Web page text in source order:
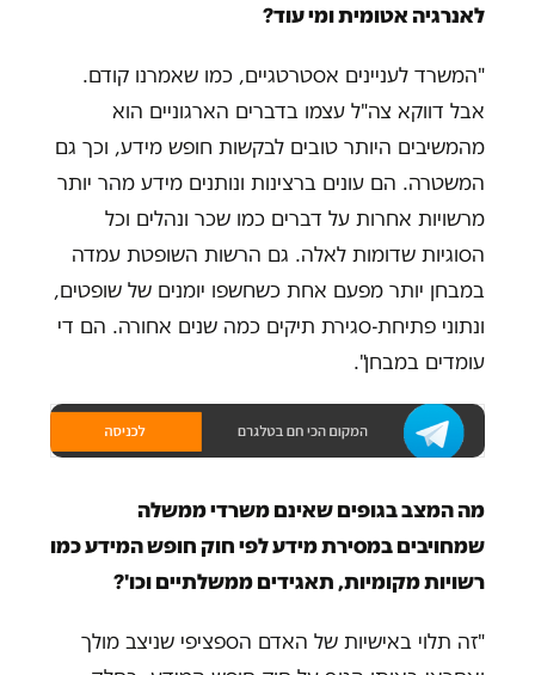
לאנרגיה אטומית ומי עוד?
"המשרד לעניינים אסטרטגיים, כמו שאמרנו קודם.
אבל דווקא צה"ל עצמו בדברים הארגוניים הוא
מהמשיבים היותר טובים לבקשות חופש מידע, וכך גם
המשטרה. הם עונים ברצינות ונותנים מידע מהר יותר
מרשויות אחרות על דברים כמו שכר ונהלים וכל
הסוגיות שדומות לאלה. גם הרשות השופטת עמדה
במבחן יותר מפעם אחת כשחשפו יומנים של שופטים,
ונתוני פתיחת-סגירת תיקים כמה שנים אחורה. הם די
עומדים במבחן".
מה המצב בגופים שאינם משרדי ממשלה
שמחויבים במסירת מידע לפי חוק חופש המידע כמו
רשויות מקומיות, תאגידים ממשלתיים וכו'?
"זה תלוי באישיות של האדם הספציפי שניצב מולך